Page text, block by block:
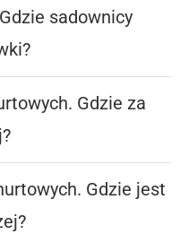
sadownicy
Gdzie za
Gdzie jest